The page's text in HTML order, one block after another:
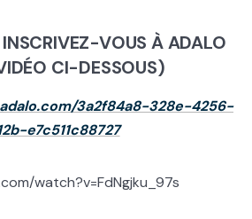
VOUS À ADALO
CI-DESSOUS)
3a2f84a8-328e-4256-
e7c511c88727
watch?v=FdNgjku_97s